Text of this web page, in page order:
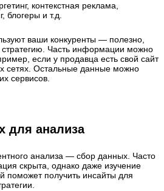
контекстная реклама,
блогеры и т.д.
ваши конкуренты — полезно,
Часть информации можно
если у продавца есть свой сайт
сетях. Остальные данные можно
сервисов.
для анализа
анализа — сбор данных. Часто
скрыта, однако даже изучение
поможет получить инсайты для